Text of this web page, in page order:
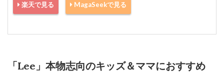
楽天で見る MagaSeekで見る
「Lee」本物志向のキッズ＆ママにおすすめ